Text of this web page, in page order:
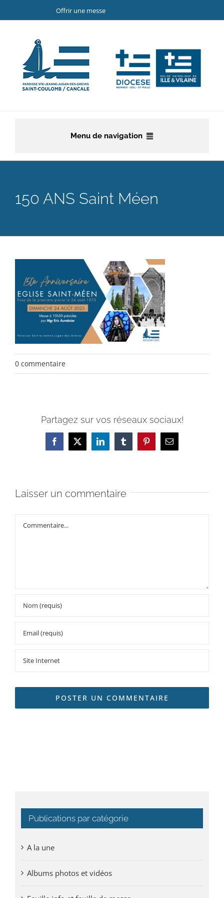
au
Offrir une messe
Menu de navigation
Adultes, jeunes et famille
Actualités
Contact
150 ANS Saint Méen
0 commentaire
Partagez sur vos réseaux sociaux!
Facebook
X LinkedInTumblrPinterestEmail
Laisser un commentaire
Commentaire
Publications par catégorie
A la une
Albums photos et vidéos